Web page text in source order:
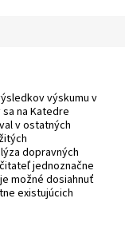
výskumu v
na Katedre
v ostatných
dopravných
jednoznačne
možné dosiahnuť
existujúcich